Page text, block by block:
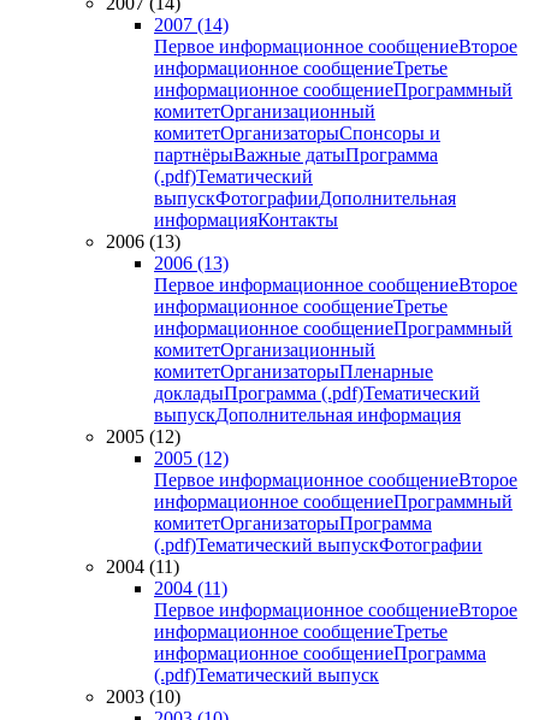
2007 (14)
Первое информационное сообщениеВторое
информационное сообщениеТретье
информационное сообщениеПрограммный
комитетОрганизационный
комитетОрганизаторыСпонсоры и
партнёрыВажные датыПрограмма
(.pdf)Тематический
выпускФотографииДополнительная
информацияКонтакты
2006 (13)
2006 (13)
Первое информационное сообщениеВторое
информационное сообщениеТретье
информационное сообщениеПрограммный
комитетОрганизационный
комитетОрганизаторыПленарные
докладыПрограмма (.pdf)Тематический
выпускДополнительная информация
2005 (12)
2005 (12)
Первое информационное сообщениеВторое
информационное сообщениеПрограммный
комитетОрганизаторыПрограмма
(.pdf)Тематический выпускФотографии
2004 (11)
2004 (11)
Первое информационное сообщениеВторое
информационное сообщениеТретье
информационное сообщениеПрограмма
(.pdf)Тематический выпуск
2003 (10)